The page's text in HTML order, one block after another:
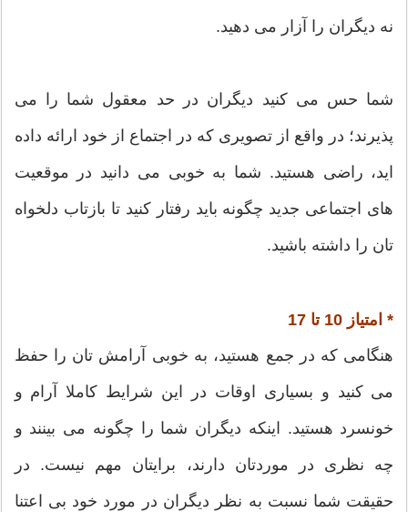
نه دیگران را آزار می دهید.
شما حس می کنید دیگران در حد معقول شما را می
پذیرند؛ در واقع از تصویری که در اجتماع از خود ارائه داده
اید، راضی هستید. شما به خوبی می دانید در موقعیت
های اجتماعی جدید چگونه باید رفتار کنید تا بازتاب دلخواه
تان را داشته باشید.
* امتیاز 10 تا 17
هنگامی که در جمع هستید، به خوبی آرامش تان را حفظ
می کنید و بسیاری اوقات در این شرایط کاملا آرام و
خونسرد هستید. اینکه دیگران شما را چگونه می بینند و
چه نظری در موردتان دارند، برایتان مهم نیست. در
حقیقت شما نسبت به نظر دیگران در مورد خود بی اعتنا